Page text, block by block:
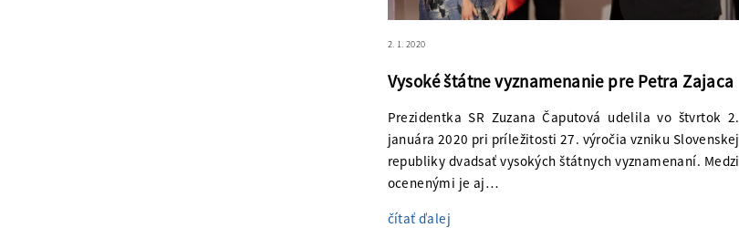
2. 1. 2020
Vysoké štátne vyznamenanie pre Petra Zajaca
Prezidentka SR Zuzana Čaputová udelila vo štvrtok 2.
januára 2020 pri príležitosti 27. výročia vzniku Slovenskej
republiky dvadsať vysokých štátnych vyznamenaní. Medzi
ocenenými je aj…
čítať ďalej